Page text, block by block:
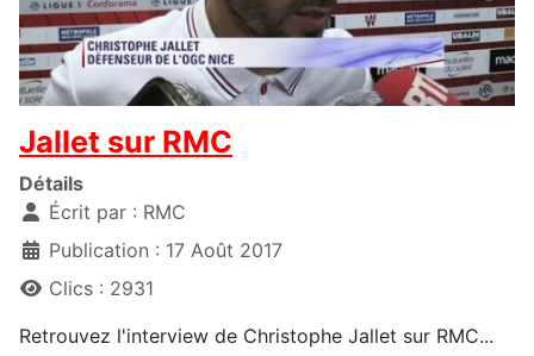
Jallet sur RMC
Détails
Écrit par : RMC
Publication : 17 Août 2017
Clics : 2931
Retrouvez l'interview de Christophe Jallet sur RMC...